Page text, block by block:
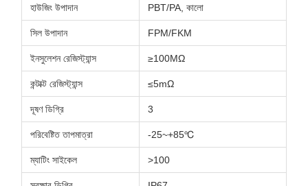
হাউজিং উপাদান PBT/PA, কালো
সিল উপাদান FPM/FKM
ইনসুলেশন রেজিস্ট্যান্স ≥100MΩ
কন্টাক্ট রেজিস্ট্যান্স ≤5mΩ
দূষণ ডিগ্রি 3
পরিবেষ্টিত তাপমাত্রা -25~+85℃
ম্যাটিং সাইকেল >100